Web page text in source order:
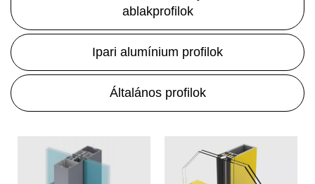
ablakprofilok
Ipari alumínium profilok
Általános profilok